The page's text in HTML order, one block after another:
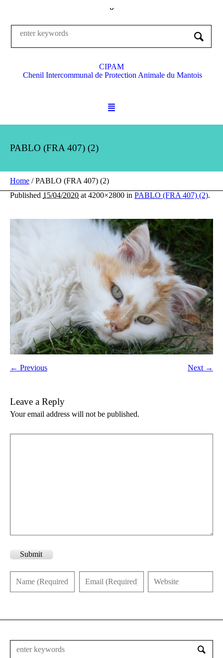
CIPAM
Chenil Intercommunal de Protection Animale du Mantois
PABLO (FRA 407) (2)
Home /PABLO (FRA 407) (2)
Published 15/04/2020 at 4200×2800 in PABLO (FRA 407) (2).
← Previous Next →
Leave a Reply
Your email address will not be published.
Submit